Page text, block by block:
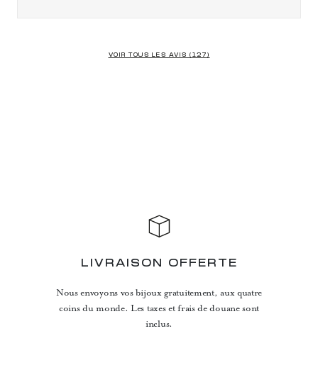
VOIR TOUS LES AVIS (127)
LIVRAISON OFFERTE
Nous envoyons vos bijoux gratuitement, aux quatre
coins du monde. Les taxes et frais de douane sont
inclus.